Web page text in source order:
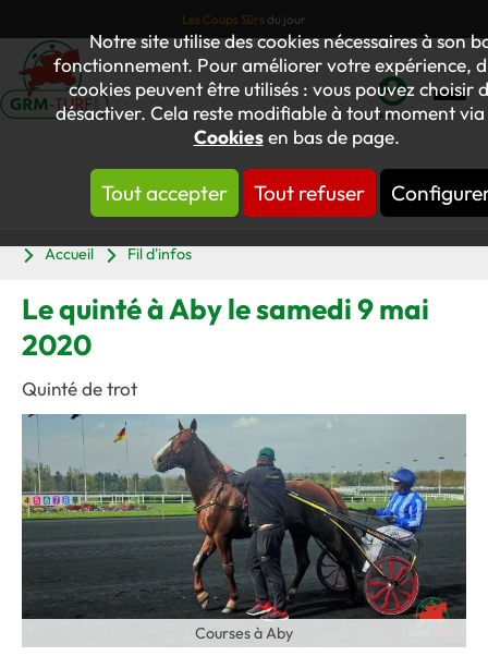
Notre site utilise des cookies nécessaires à son
fonctionnement. Pour améliorer votre expérience,
cookies peuvent être utilisés : vous pouvez choisir
désactiver. Cela reste modifiable à tout moment via
Cookiesen bas de page.
Tout accepter Tout refuser
Les Coups Sûrs du jour
Mon
compte
Accueil
Fil d'infos
Le quinté à Aby le samedi 9 mai
2020
Quinté de trot
Courses à Aby